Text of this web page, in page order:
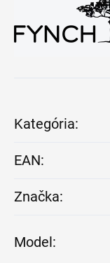
Kategória:
EAN:
Značka:
Model: